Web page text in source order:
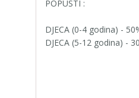
POPUSTI :
DJECA (0-4 godina) -
DJECA (5-12 godina) -